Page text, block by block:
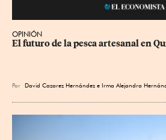
OPINIÓN
El futuro de la pesca artesanal en
Por David Cazarez Hernández e Irma Alejandra